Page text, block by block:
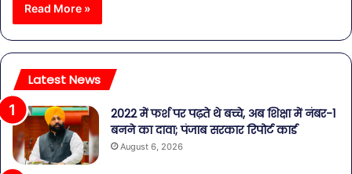
Read More »
Latest News
2022 में फर्श पर पढ़ते थे बच्चे, अब शिक्षा में नंबर-1
बनने का दावा; पंजाब सरकार रिपोर्ट कार्ड
August 6, 2026